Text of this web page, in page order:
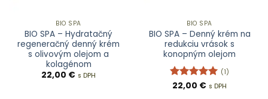
BIO SPA
BIO SPA – Hydratačný
regeneračný denný krém
s olivovým olejom a
kolagénom
22,00 € s DPH
BIO SPA
BIO SPA – Denný krém na
redukciu vrások s
konopným olejom
Hodnotenie
(1)
22,00 € s DPH